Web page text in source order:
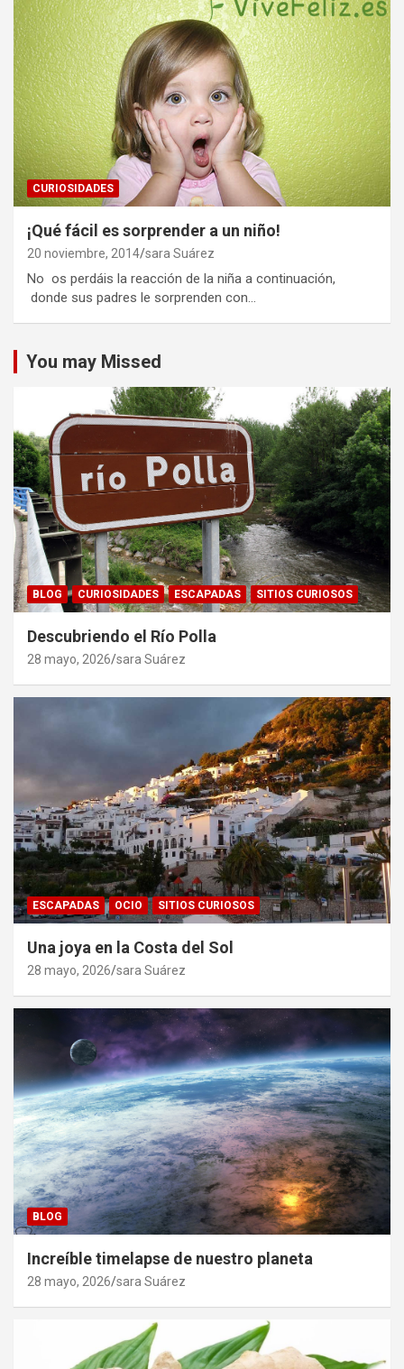
CURIOSIDADES
¡Qué fácil es sorprender a un niño!
20 noviembre, 2014 sara Suárez
No os perdáis la reacción de la niña a continuación,
donde sus padres le sorprenden con…
You may Missed
BLOG CURIOSIDADES ESCAPADAS SITIOS CURIOSOS
Descubriendo el Río Polla
28 mayo, 2026 sara Suárez
ESCAPADAS OCIO SITIOS CURIOSOS
Una joya en la Costa del Sol
28 mayo, 2026 sara Suárez
BLOG
Increíble timelapse de nuestro planeta
28 mayo, 2026 sara Suárez